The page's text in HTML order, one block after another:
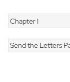
Chapter I
Send the Letters